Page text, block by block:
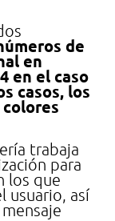
de
en
en el caso
casos, los
trabaja
para
los que
usuario, así